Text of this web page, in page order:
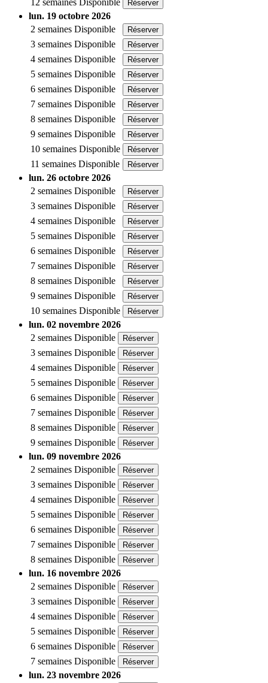
12 semaines Disponible Réserver
lun. 19 octobre 2026
2 semaines Disponible Réserver
3 semaines Disponible Réserver
4 semaines Disponible Réserver
5 semaines Disponible Réserver
6 semaines Disponible Réserver
7 semaines Disponible Réserver
8 semaines Disponible Réserver
9 semaines Disponible Réserver
10 semaines Disponible Réserver
11 semaines Disponible Réserver
lun. 26 octobre 2026
2 semaines Disponible Réserver
3 semaines Disponible Réserver
4 semaines Disponible Réserver
5 semaines Disponible Réserver
6 semaines Disponible Réserver
7 semaines Disponible Réserver
8 semaines Disponible Réserver
9 semaines Disponible Réserver
10 semaines Disponible Réserver
lun. 02 novembre 2026
2 semaines Disponible Réserver
3 semaines Disponible Réserver
4 semaines Disponible Réserver
5 semaines Disponible Réserver
6 semaines Disponible Réserver
7 semaines Disponible Réserver
8 semaines Disponible Réserver
9 semaines Disponible Réserver
lun. 09 novembre 2026
2 semaines Disponible Réserver
3 semaines Disponible Réserver
4 semaines Disponible Réserver
5 semaines Disponible Réserver
6 semaines Disponible Réserver
7 semaines Disponible Réserver
8 semaines Disponible Réserver
lun. 16 novembre 2026
2 semaines Disponible Réserver
3 semaines Disponible Réserver
4 semaines Disponible Réserver
5 semaines Disponible Réserver
6 semaines Disponible Réserver
7 semaines Disponible Réserver
lun. 23 novembre 2026